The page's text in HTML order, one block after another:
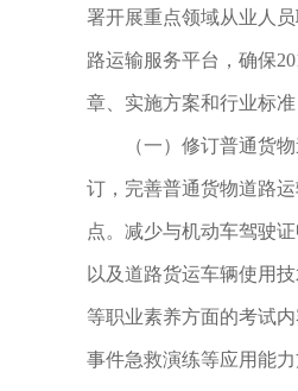
署开展重点领域从业人
路运输服务平台，确保
章、实施方案和行业标
（一）修订普通货物
订，完善普通货物道路
点。减少与机动车驾驶
以及道路货运车辆使用
等职业素养方面的考试
事件急救演练等应用能